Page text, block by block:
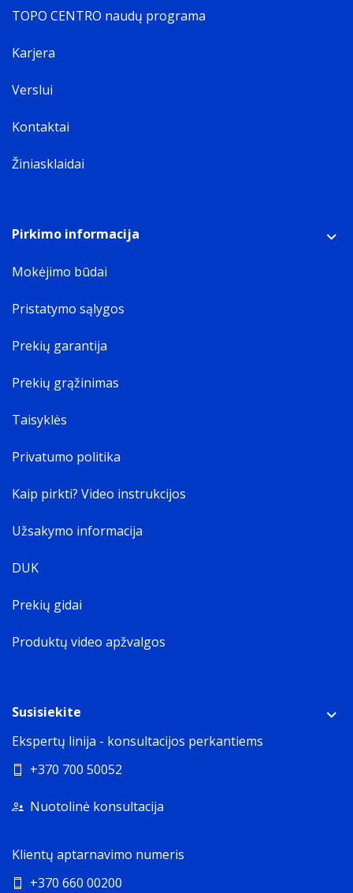
TOPO CENTRO naudų programa
Karjera
Verslui
Kontaktai
Žiniasklaidai
Pirkimo informacija
Mokėjimo būdai
Pristatymo sąlygos
Prekių garantija
Prekių grąžinimas
Taisyklės
Privatumo politika
Kaip pirkti? Video instrukcijos
Užsakymo informacija
DUK
Prekių gidai
Produktų video apžvalgos
Susisiekite
Ekspertų linija - konsultacijos perkantiems
+370 700 50052
Nuotolinė konsultacija
Klientų aptarnavimo numeris
+370 660 00200